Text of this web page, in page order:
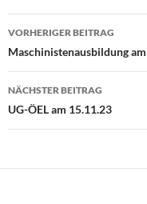
VORHERIGER BEITRAG
Maschinistenausbildung
NÄCHSTER BEITRAG
UG-ÖEL am 15.11.23